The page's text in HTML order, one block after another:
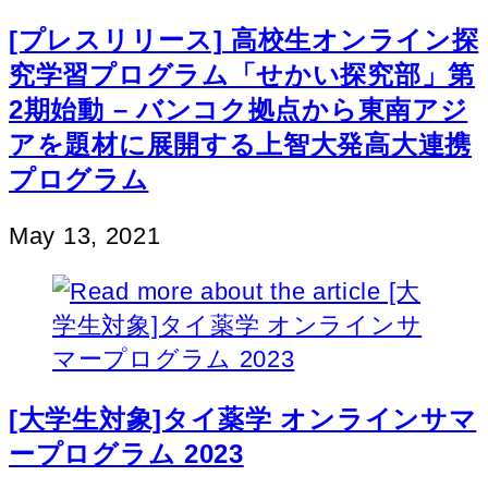
[プレスリリース] 高校生オンライン探
究学習プログラム「せかい探究部」第
2期始動 – バンコク拠点から東南アジ
アを題材に展開する上智大発高大連携
プログラム
May 13, 2021
[大学生対象]タイ薬学 オンラインサマ
ープログラム 2023